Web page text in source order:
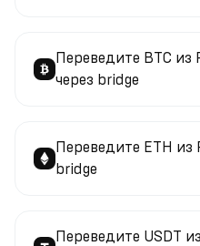
Переведите BTC из
через bridge
Переведите ETH из
bridge
Переведите USDT